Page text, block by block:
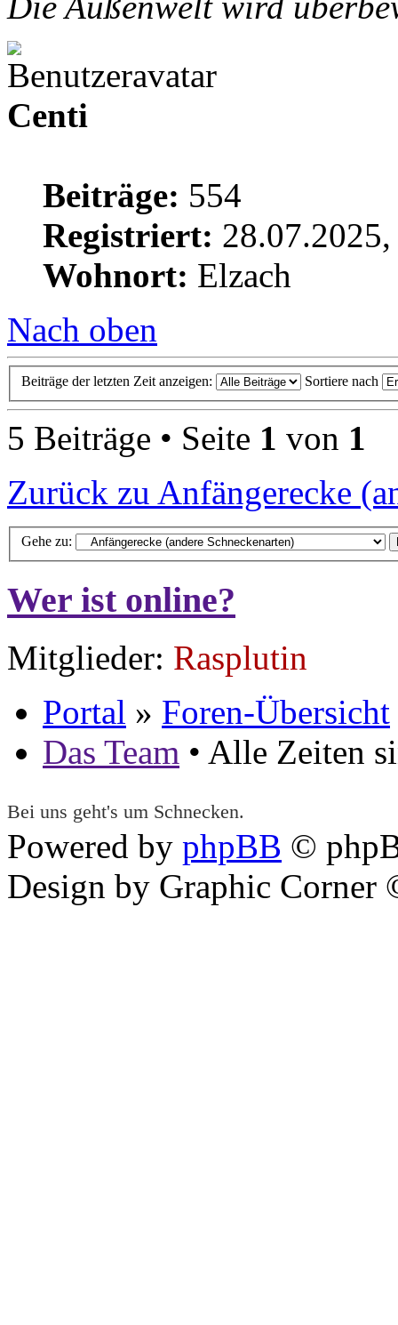
Centi
Beiträge: 554
Registriert:
Wohnort: Elzach
Nach oben
Beiträge der letzten Zeit anzeigen: Sortiere nach
5 Beiträge • Seite 1 von 1
Zurück zu Anfängerecke
Gehe zu:
Wer ist online?
Mitglieder: Rasplutin
Portal » Foren-Übersicht
Das Team • Alle Zeiten
Bei uns geht's um Schnecken.
Powered by phpBB ©
Design by Graphic Corner